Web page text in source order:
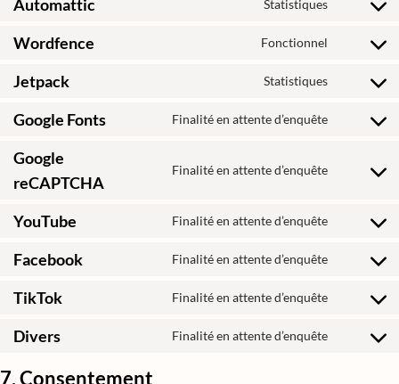
Automattic Statistiques
Wordfence Fonctionnel
Jetpack Statistiques
Google Fonts Finalité en attente d’enquête
Google
reCAPTCHA
Finalité en attente d’enquête
YouTube Finalité en attente d’enquête
Facebook Finalité en attente d’enquête
TikTok Finalité en attente d’enquête
Divers Finalité en attente d’enquête
7. Consentement